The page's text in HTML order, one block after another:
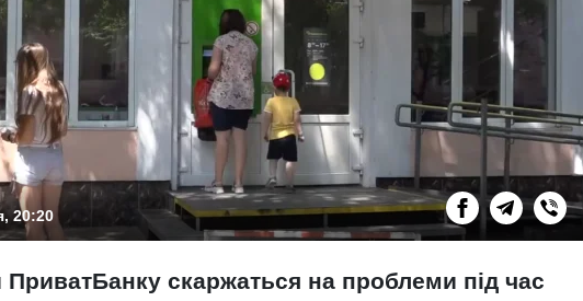
20:20
ПриватБанку скаржаться на проблеми під час